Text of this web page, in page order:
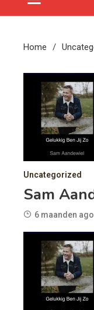
Home
Uncategorized
Sam
6 maanden ago